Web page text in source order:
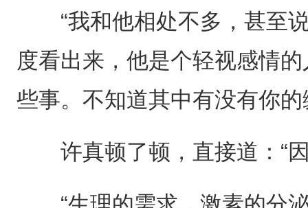
“我和他相处不多，甚至说
度看出来，他是个轻视感情
些事。不知道其中有没有你
许真顿了顿，直接道：“因